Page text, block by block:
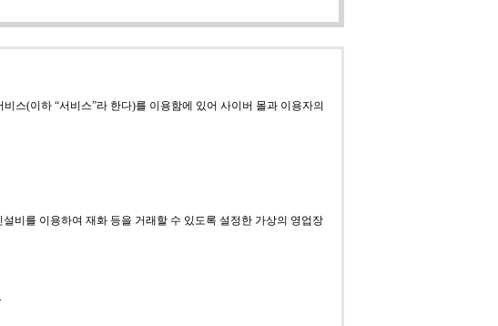
스(이하 “서비스”라 한다)를 이용함에 있어 사이버 몰과 이용자의
비를 이용하여 재화 등을 거래할 수 있도록 설정한 가상의 영업장